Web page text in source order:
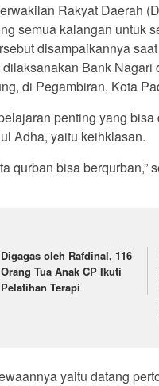
Rakyat Daerah
semua kalangan untuk
disampaikannya
Bank Nagari
di Pegambiran, Kota
penting yang
Adha, yaitu keihklasan.
qurban bisa berqurban,”
Digagas oleh Rafdinal, 116
Orang Tua Anak CP Ikuti
Pelatihan Terapi
yaitu datang